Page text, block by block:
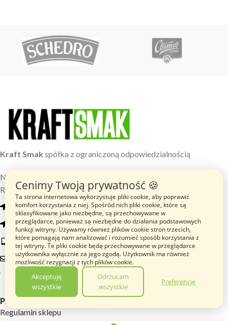
Kraft Smak spółka z ograniczoną odpowiedzialnością
NIP: 8961639316,
REGON: 528587338
Biuro: 55-080 Smolec, ul.Główna 85/C/1
Magazyn: 51-180 Psary ul.Główna 60 hala C
Tel: +48 576 017 311
E-mail: biuro@kraft-smak.pl
Przydatne linki
Regulamin sklepu
Cenimy Twoją prywatność 🍪
Ta strona internetowa wykorzystuje pliki cookie, aby poprawić
komfort korzystania z niej. Spośród nich pliki cookie, które są
sklasyfikowane jako niezbędne, są przechowywane w
przeglądarce, ponieważ są niezbędne do działania podstawowych
funkcji witryny. Używamy również plików cookie stron trzecich,
które pomagają nam analizować i rozumieć sposób korzystania z
tej witryny. Te pliki cookie będą przechowywane w przeglądarce
użytkownika wyłącznie za jego zgodą. Użytkownik ma również
możliwość rezygnacji z tych plików cookie.
Akceptuję
wszystkie
Odrzucam
wszystkie
Preferencje